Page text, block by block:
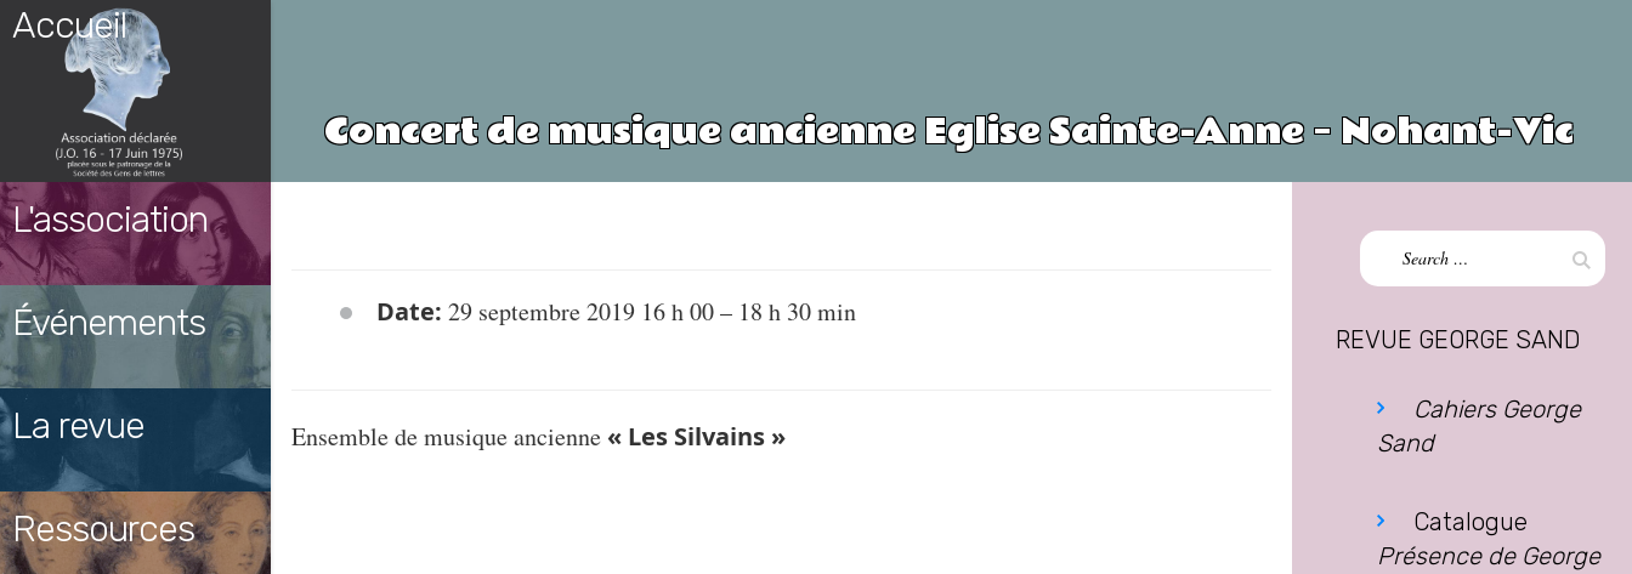
Skip
content
Accueil
L'association
Événements
La revue
Ressources
Concert de musique ancienne Eglise Sainte-Anne – Nohant-Vic
Date: 29 septembre 2019 16 h 00– 18 h 30 min
Ensemble de musique ancienne « Les Silvains »
Search
for:
REVUE GEORGE SAND
Cahiers George
Sand
Catalogue
Présence de George